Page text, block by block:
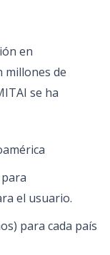
en
millones de
se ha
el usuario.
para cada país